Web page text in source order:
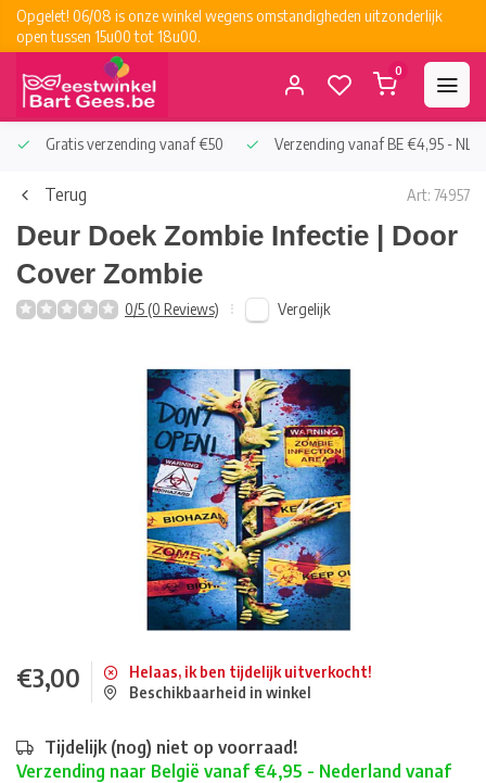
Opgelet! 06/08 is onze winkel wegens omstandigheden uitzonderlijk
open tussen 15u00 tot 18u00.
0
Gratis verzending vanaf €50 Verzending vanaf BE €4,95 - NL
Terug Art: 74957
Deur Doek Zombie Infectie | Door
Cover Zombie
0/5 (0 Reviews) Vergelijk
€3,00
Helaas, ik ben tijdelijk uitverkocht!
Beschikbaarheid in winkel
Tijdelijk (nog) niet op voorraad!
Verzending naar België vanaf €4,95 - Nederland vanaf